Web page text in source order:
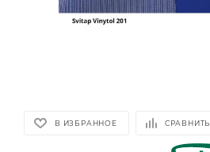
В ИЗБРАННОЕ СРАВНИТЬ